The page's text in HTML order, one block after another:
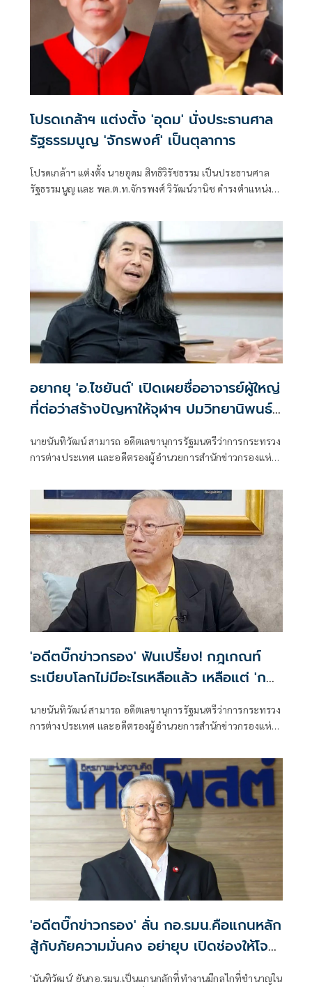
โปรดเกล้าฯ แต่งตั้ง 'อุดม' นั่งประธานศาล
รัฐธรรมนูญ 'จักรพงศ์' เป็นตุลาการ
โปรดเกล้าฯ แต่งตั้ง นายอุดม สิทธิวิรัชธรรม เป็นประธานศาล
รัฐธรรมนูญ และ พล.ต.ท.จักรพงศ์ วิวัฒน์วานิช ดำรงตำแหน่ง
อยากยุ 'อ.ไชยันต์' ​เปิดเผยชื่ออาจารย์ผู้ใหญ่​
ที่ต่อว่าสร้างปัญหาให้จุฬาฯ ปมวิทยานิพนธ์
นายนันทิวัฒน์ สามารถ อดีตเลขานุการรัฐมนตรีว่าการกระทรวง
การต่างประเทศ และอดีตรองผู้อำนวยการสำนักข่าวกรองแห่ง
รุ่น 22 โพสต์เฟซบุ๊ก ระบุว่า
'อดีตบิ๊กข่าวกรอง' ฟันเปรี้ยง! กฎเกณท์
ระเบียบโลกไม่มีอะไรเหลือแล้ว เหลือแต่ 'กฎ
นายนันทิวัฒน์ สามารถ อดีตเลขานุการรัฐมนตรีว่าการกระทรวง
การต่างประเทศ และอดีตรองผู้อำนวยการสำนักข่าวกรองแห่ง
'อดีตบิ๊กข่าวกรอง' ลั่น กอ.รมน.คือแกนหลัก
สู้กับภัยความมั่นคง อย่ายุบ เปิดช่องให้โจร
'นันทิวัฒน์' ยันกอ.​รมน.เป็นแกนกลักที่ทำงานมีกลไกที่ชำนาญใน